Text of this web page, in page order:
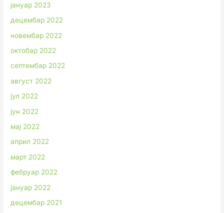
јануар 2023
децембар 2022
новембар 2022
октобар 2022
септембар 2022
август 2022
јул 2022
јун 2022
мај 2022
април 2022
март 2022
фебруар 2022
јануар 2022
децембар 2021